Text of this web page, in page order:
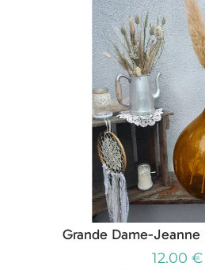
Grande Dame-
12.00 €